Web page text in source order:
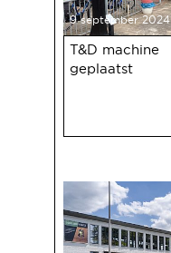
9 september 2024
T&D machine
geplaatst